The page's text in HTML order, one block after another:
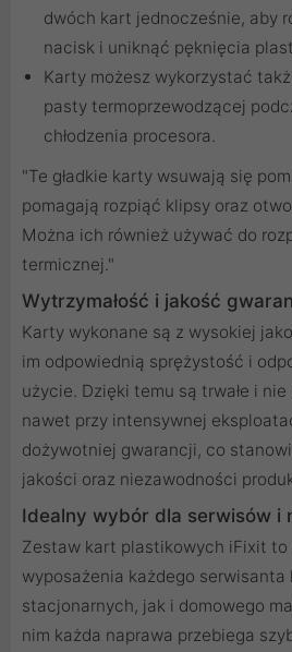
dwóch kart jednocześnie, aby
nacisk i uniknąć pęknięcia
Karty możesz wykorzystać
pasty termoprzewodzącej
chłodzenia procesora.
"Te gładkie karty wsuwają się
pomagają rozpiąć klipsy oraz
Można ich również używać do
termicznej."
Wytrzymałość i jakość
Karty wykonane są z wysokiej
im odpowiednią sprężystość i
użycie. Dzięki temu są trwałe i nie
nawet przy intensywnej
dożywotniej gwarancji, co
jakości oraz niezawodności
Idealny wybór dla serwisów i
Zestaw kart plastikowych iFixit to
wyposażenia każdego serwisanta
stacjonarnych, jak i domowego
nim każda naprawa przebiega